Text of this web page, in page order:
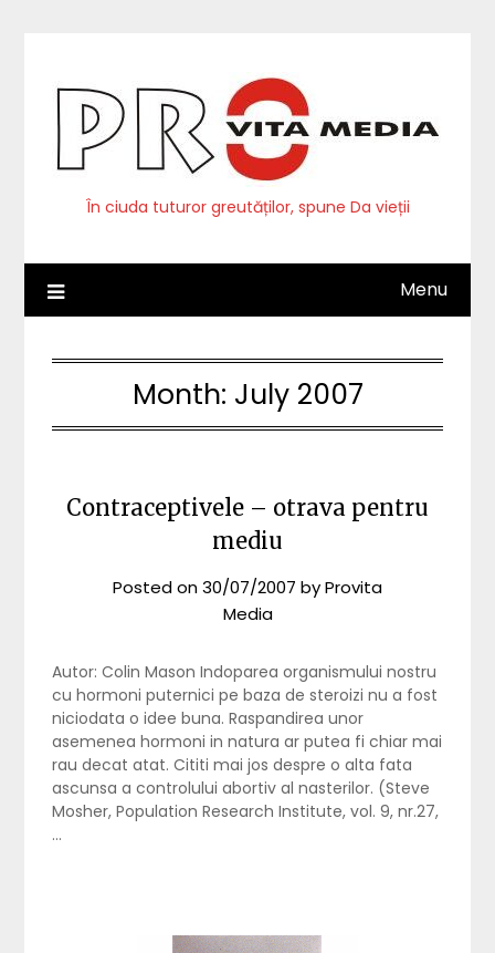
În ciuda tuturor greutăților, spune Da vieții
Menu
Month: July 2007
Contraceptivele – otrava pentru
mediu
Posted on30/07/2007 byProvita
Media
Autor: Colin Mason Indoparea organismului nostru
cu hormoni puternici pe baza de steroizi nu a fost
niciodata o idee buna. Raspandirea unor
asemenea hormoni in natura ar putea fi chiar mai
rau decat atat. Cititi mai jos despre o alta fata
ascunsa a controlului abortiv al nasterilor. (Steve
Mosher, Population Research Institute, vol. 9, nr.27,
…